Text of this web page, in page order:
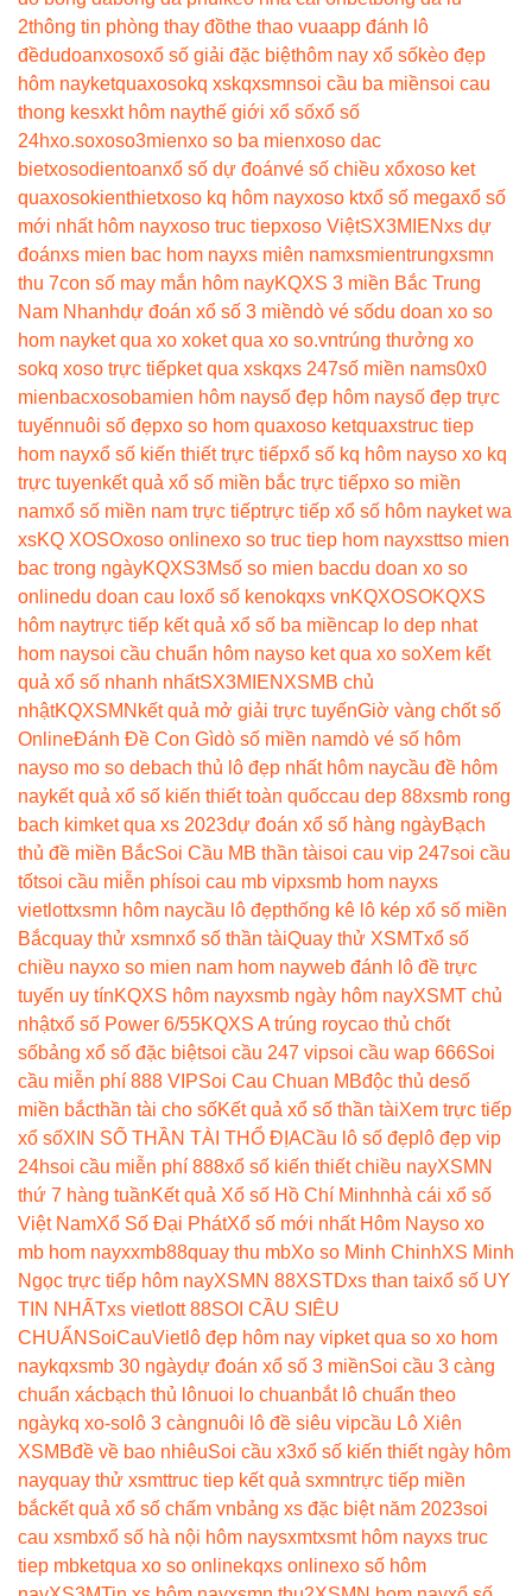
2thông tin phòng thay đồthe thao vuaapp đánh lô
đềdudoanxosoxổ số giải đặc biệthôm nay xổ sốkèo đẹp
hôm nayketquaxosokq xskqxsmnsoi cầu ba miềnsoi cau
thong kesxkt hôm naythế giới xổ sốxổ số
24hxo.soxoso3mienxo so ba mienxoso dac
bietxosodientoanxổ số dự đoánvé số chiều xổxoso ket
quaxosokienthietxoso kq hôm nayxoso ktxổ số megaxổ số
mới nhất hôm nayxoso truc tiepxoso ViệtSX3MIENxs dự
đoánxs mien bac hom nayxs miên namxsmientrungxsmn
thu 7con số may mắn hôm nayKQXS 3 miền Bắc Trung
Nam Nhanhdự đoán xổ số 3 miềndò vé sốdu doan xo so
hom nayket qua xo xoket qua xo so.vntrúng thưởng xo
sokq xoso trực tiếpket qua xskqxs 247số miền nams0x0
mienbacxosobamien hôm naysố đẹp hôm naysố đẹp trực
tuyếnnuôi số đẹpxo so hom quaxoso ketquaxstruc tiep
hom nayxổ số kiến thiết trực tiếpxổ số kq hôm nayso xo kq
trực tuyenkết quả xổ số miền bắc trực tiếpxo so miền
namxổ số miền nam trực tiếptrực tiếp xổ số hôm nayket wa
xsKQ XOSOxoso onlinexo so truc tiep hom nayxsttso mien
bac trong ngàyKQXS3Msố so mien bacdu doan xo so
onlinedu doan cau loxổ số kenokqxs vnKQXOSOKQXS
hôm naytrực tiếp kết quả xổ số ba miềncap lo dep nhat
hom naysoi cầu chuẩn hôm nayso ket qua xo soXem kết
quả xổ số nhanh nhấtSX3MIEN XSMB chủ
nhậtKQXSMN kết quả mở giải trực tuyếnGiờ vàng chốt số
OnlineĐánh Đề Con Gìdò số miền namdò vé số hôm
nayso mo so debach thủ lô đẹp nhất hôm naycầu đề hôm
naykết quả xổ số kiến thiết toàn quốccau dep 88xsmb rong
bach kimket qua xs 2023dự đoán xổ số hàng ngàyBạch
thủ đề miền BắcSoi Cầu MB thần tàisoi cau vip 247soi cầu
tốtsoi cầu miễn phísoi cau mb vipxsmb hom nayxs
vietlottxsmn hôm naycầu lô đẹpthống kê lô kép xổ số miền
Bắcquay thử xsmnxổ số thần tàiQuay thử XSMTxổ số
chiều nayxo so mien nam hom nayweb đánh lô đề trực
tuyến uy tínKQXS hôm nayxsmb ngày hôm nayXSMT chủ
nhậtxổ số Power 6/55KQXS A trúng roycao thủ chốt
sốbảng xổ số đặc biệtsoi cầu 247 vipsoi cầu wap 666Soi
cầu miễn phí 888 VIPSoi Cau Chuan MBđộc thủ desố
miền bắcthần tài cho sốKết quả xổ số thần tàiXem trực tiếp
xổ sốXIN SỐ THẦN TÀI THỔ ĐỊACầu lô số đẹp lô đẹp vip
24hsoi cầu miễn phí 888xổ số kiến thiết chiều nayXSMN
thứ 7 hàng tuầnKết quả Xổ số Hồ Chí Minhnhà cái xổ số
Việt NamXổ Số Đại PhátXổ số mới nhất Hôm Nayso xo
mb hom nayxxmb88quay thu mbXo so Minh ChinhXS Minh
Ngọc trực tiếp hôm nayXSMN 88XSTDxs than taixổ số UY
TIN NHẤTxs vietlott 88SOI CẦU SIÊU
CHUẨN SoiCauVietlô đẹp hôm nay vipket qua so xo hom
naykqxsmb 30 ngàydự đoán xổ số 3 miềnSoi cầu 3 càng
chuẩn xácbạch thủ lônuoi lo chuanbắt lô chuẩn theo
ngàykq xo-so lô 3 càngnuôi lô đề siêu vipcầu Lô Xiên
XSMBđề về bao nhiêuSoi cầu x3xổ số kiến thiết ngày hôm
nayquay thử xsmttruc tiep kết quả sxmntrực tiếp miền
bắckết quả xổ số chấm vnbảng xs đặc biệt năm 2023soi
cau xsmbxổ số hà nội hôm naysxmtxsmt hôm nayxs truc
tiep mbketqua xo so onlinekqxs onlinexo số hôm